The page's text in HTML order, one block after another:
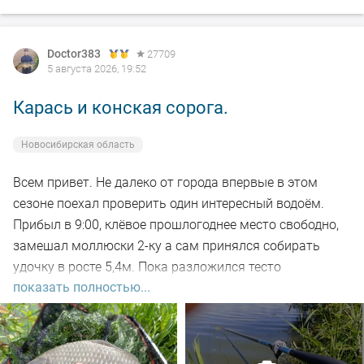
Doctor383
27709
5 августа 2026, 19:52
Карась и конская сорога.
Новосибирская область
Всем привет. Не далеко от города впервые в этом
сезоне поехал проверить один интересный водоём.
Прибыл в 9:00, клёвое прошлогоднее место свободно,
замешал моллюски 2-ку а сам принялся собирать
удочку в росте 5,4м. Пока разложился тесто
настоялось, 5-ть закормочных забросов и в бой.
Заброс за забросом, рыба кормится, видно по
характерным пузырям на воде а поклёвок нет. Минут
через 30-ть на очередном забросе подъём поплавка,
показать полностью...